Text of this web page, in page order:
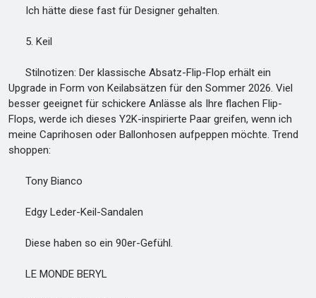
Ich hätte diese fast für Designer gehalten.
5. Keil
Stilnotizen: Der klassische Absatz-Flip-Flop erhält ein
Upgrade in Form von Keilabsätzen für den Sommer 2026. Viel
besser geeignet für schickere Anlässe als Ihre flachen Flip-
Flops, werde ich dieses Y2K-inspirierte Paar greifen, wenn ich
meine Caprihosen oder Ballonhosen aufpeppen möchte. Trend
shoppen:
Tony Bianco
Edgy Leder-Keil-Sandalen
Diese haben so ein 90er-Gefühl.
LE MONDE BERYL